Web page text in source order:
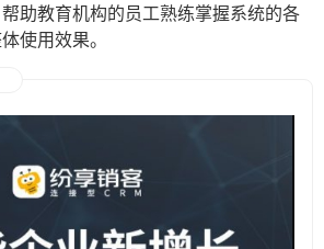
助教育机构的员工熟练掌握系统的各
使用效果。